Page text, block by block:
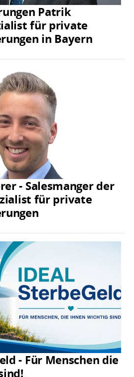
Patrik
für private
in Bayern
- Salesmanger der
für private
- Für Menschen die